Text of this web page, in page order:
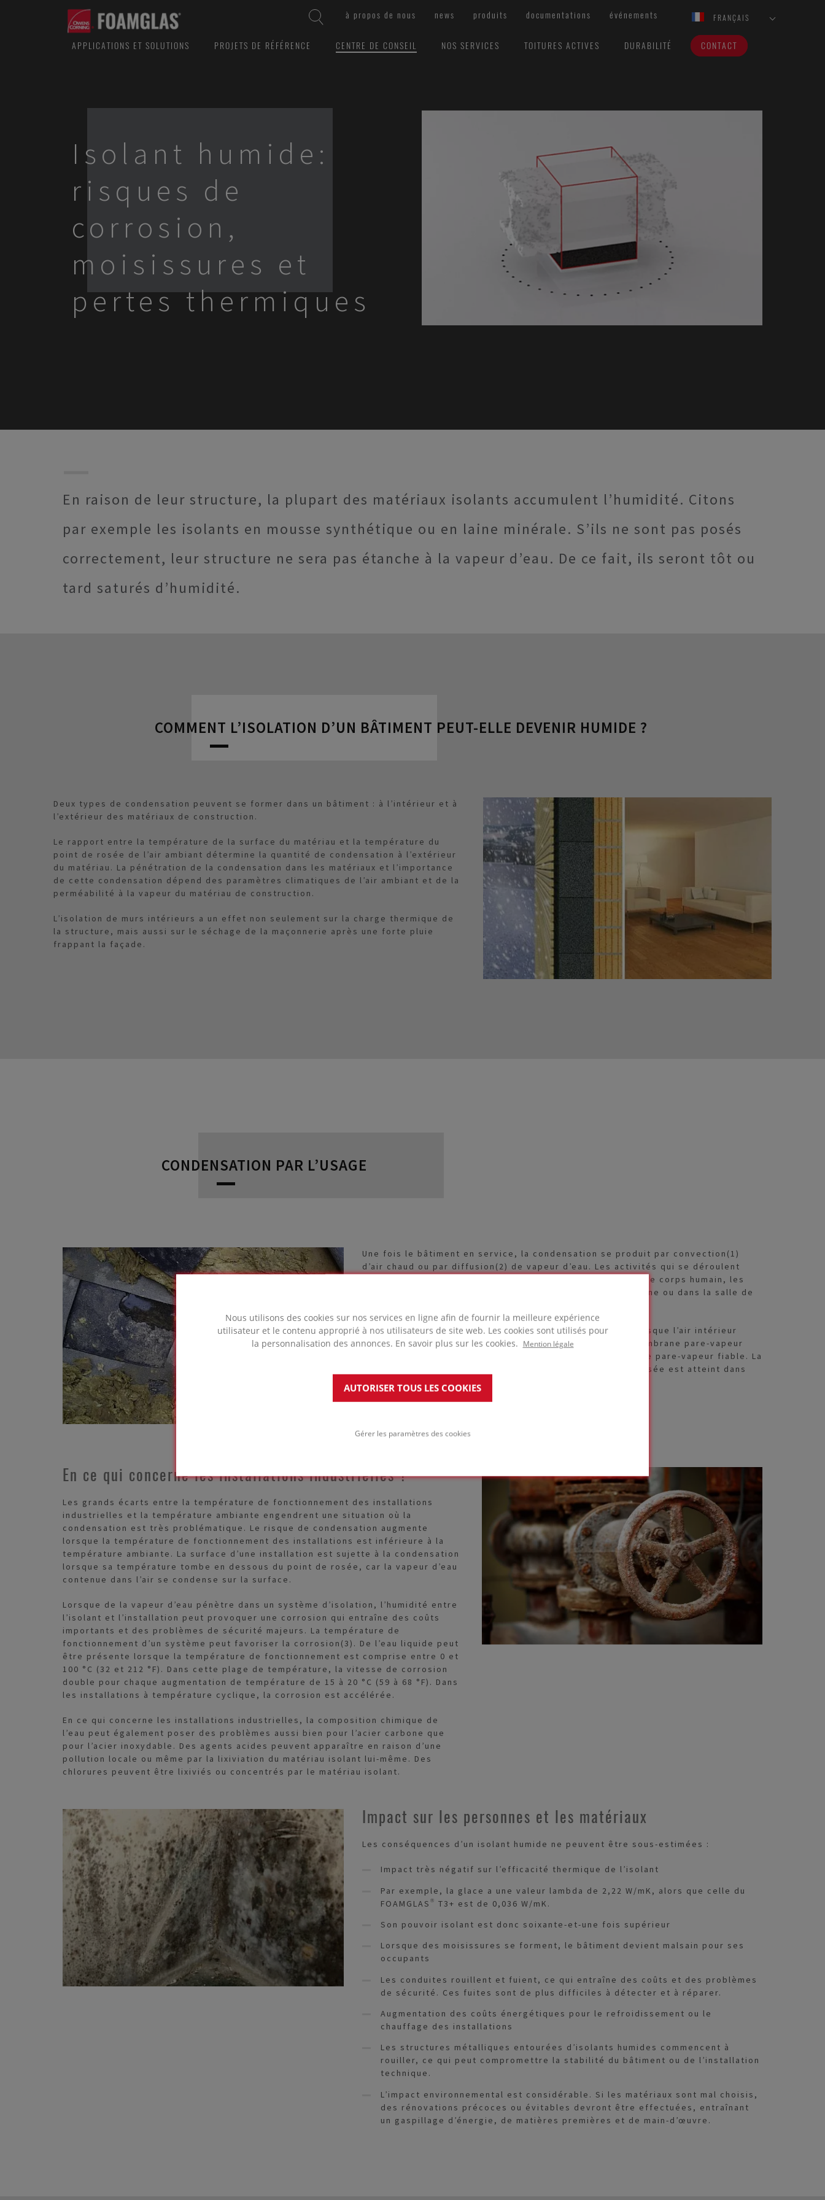
Nous utilisons des cookies sur nos services en ligne afin de fournir la meilleure expérience
utilisateur et le contenu approprié à nos utilisateurs de site web. Les cookies sont utilisés pour
la personnalisation des annonces. En savoir plus sur les cookies.
Mention légale
AUTORISER TOUS LES COOKIES
Gérer les paramètres des cookies
à propos de nous news produits documentations événements FRANÇAIS
APPLICATIONS ET SOLUTIONS PROJETS DE RÉFÉRENCE CENTRE DE CONSEIL NOS SERVICES TOITURES ACTIVES DURABILITÉ CONTACT
Isolant humide:
risques de
corrosion,
moisissures et
pertes thermiques
En raison de leur structure, la plupart des matériaux isolants accumulent l’humidité. Citons
par exemple les isolants en mousse synthétique ou en laine minérale. S’ils ne sont pas posés
correctement, leur structure ne sera pas étanche à la vapeur d’eau. De ce fait, ils seront tôt ou
tard saturés d’humidité.
COMMENT L’ISOLATION D’UN BÂTIMENT PEUT-ELLE DEVENIR HUMIDE ?
Deux types de condensation peuvent se former dans un bâtiment : à l’intérieur et à
l’extérieur des matériaux de construction.
Le rapport entre la température de la surface du matériau et la température du
point de rosée de l’air ambiant détermine la quantité de condensation à l’extérieur
du matériau. La pénétration de la condensation dans les matériaux et l’importance
de cette condensation dépend des paramètres climatiques de l’air ambiant et de la
perméabilité à la vapeur du matériau de construction.
L’isolation de murs intérieurs a un effet non seulement sur la charge thermique de
la structure, mais aussi sur le séchage de la maçonnerie après une forte pluie
frappant la façade.
CONDENSATION PAR L’USAGE
Une fois le bâtiment en service, la condensation se produit par convection(1)
d’air chaud ou par diffusion(2) de vapeur d’eau. Les activités qui se déroulent
dans une pièce dégagent de la vapeur d’eau, produite par le corps humain, les
plantes, les procédés de production, les activités en cuisine ou dans la salle de
Des problèmes d’humidité par convection apparaissent lorsque l’air intérieur
chaud et humide pénètre dans l’isolant en raison d’une membrane pare-vapeur
endommagée, dégradée ou défectueuse ou en l’absence de pare-vapeur fiable. La
vapeur pénètre et elle se condense dès que le point de rosée est atteint dans
l’isolant. En conséquence, l’humidité s’accumule.
En ce qui concerne les installations industrielles ?
Les grands écarts entre la température de fonctionnement des installations
industrielles et la température ambiante engendrent une situation où la
condensation est très problématique. Le risque de condensation augmente
lorsque la température de fonctionnement des installations est inférieure à la
température ambiante. La surface d’une installation est sujette à la condensation
lorsque sa température tombe en dessous du point de rosée, car la vapeur d’eau
contenue dans l’air se condense sur la surface.
Lorsque de la vapeur d’eau pénètre dans un système d’isolation, l’humidité entre
l’isolant et l’installation peut provoquer une corrosion qui entraîne des coûts
importants et des problèmes de sécurité majeurs. La température de
fonctionnement d’un système peut favoriser la corrosion(3). De l’eau liquide peut
être présente lorsque la température de fonctionnement est comprise entre 0 et
100 °C (32 et 212 °F). Dans cette plage de température, la vitesse de corrosion
double pour chaque augmentation de température de 15 à 20 °C (59 à 68 °F). Dans
les installations à température cyclique, la corrosion est accélérée.
En ce qui concerne les installations industrielles, la composition chimique de
l’eau peut également poser des problèmes aussi bien pour l’acier carbone que
pour l’acier inoxydable. Des agents acides peuvent apparaître en raison d’une
pollution locale ou même par la lixiviation du matériau isolant lui-même. Des
chlorures peuvent être lixiviés ou concentrés par le matériau isolant.
Impact sur les personnes et les matériaux
Les conséquences d’un isolant humide ne peuvent être sous-estimées :
Impact très négatif sur l’efficacité thermique de l’isolant
Par exemple, la glace a une valeur lambda de 2,22 W/mK, alors que celle du
FOAMGLAS® T3+ est de 0,036 W/mK.
Son pouvoir isolant est donc soixante-et-une fois supérieur
Lorsque des moisissures se forment, le bâtiment devient malsain pour ses
occupants
Les conduites rouillent et fuient, ce qui entraîne des coûts et des problèmes
de sécurité. Ces fuites sont de plus difficiles à détecter et à réparer.
Augmentation des coûts énergétiques pour le refroidissement ou le
chauffage des installations
Les structures métalliques entourées d’isolants humides commencent à
rouiller, ce qui peut compromettre la stabilité du bâtiment ou de l’installation
technique.
L’impact environnemental est considérable. Si les matériaux sont mal choisis,
des rénovations précoces ou évitables devront être effectuées, entraînant
un gaspillage d’énergie, de matières premières et de main-d’œuvre.